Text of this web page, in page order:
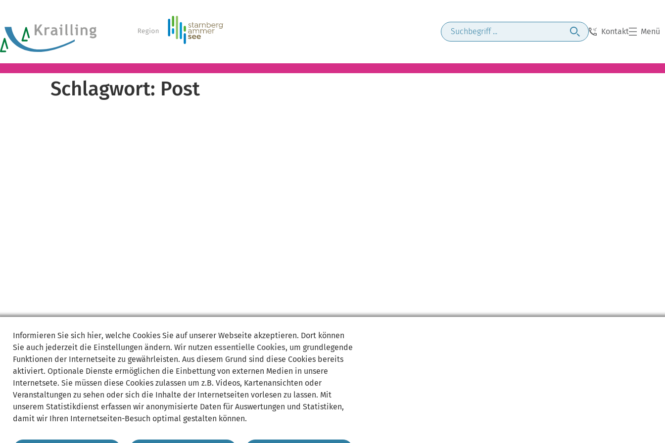
Kontakt Menü
Schlagwort: Post
Informieren Sie sich hier, welche Cookies Sie auf unserer Webseite akzeptieren. Dort können
Sie auch jederzeit die Einstellungen ändern. Wir nutzen essentielle Cookies, um grundlegende
Funktionen der Internetseite zu gewährleisten. Aus diesem Grund sind diese Cookies bereits
aktiviert. Optionale Dienste ermöglichen die Einbettung von externen Medien in unsere
Internetsete. Sie müssen diese Cookies zulassen um z.B. Videos, Kartenansichten oder
Veranstaltungen zu sehen oder sich die Inhalte der Internetseiten vorlesen zu lassen. Mit
unserem Statistikdienst erfassen wir anonymisierte Daten für Auswertungen und Statistiken,
damit wir Ihren Internetseiten-Besuch optimal gestalten können.